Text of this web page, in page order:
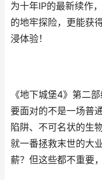
为十年IP的最新续作
的地牢探险，更能获
浸体验！
《地下城堡4》第二
要面对的不是一场普
陷阱、不可名状的生
就一番拯救末世的大
薪？但这些都不重要